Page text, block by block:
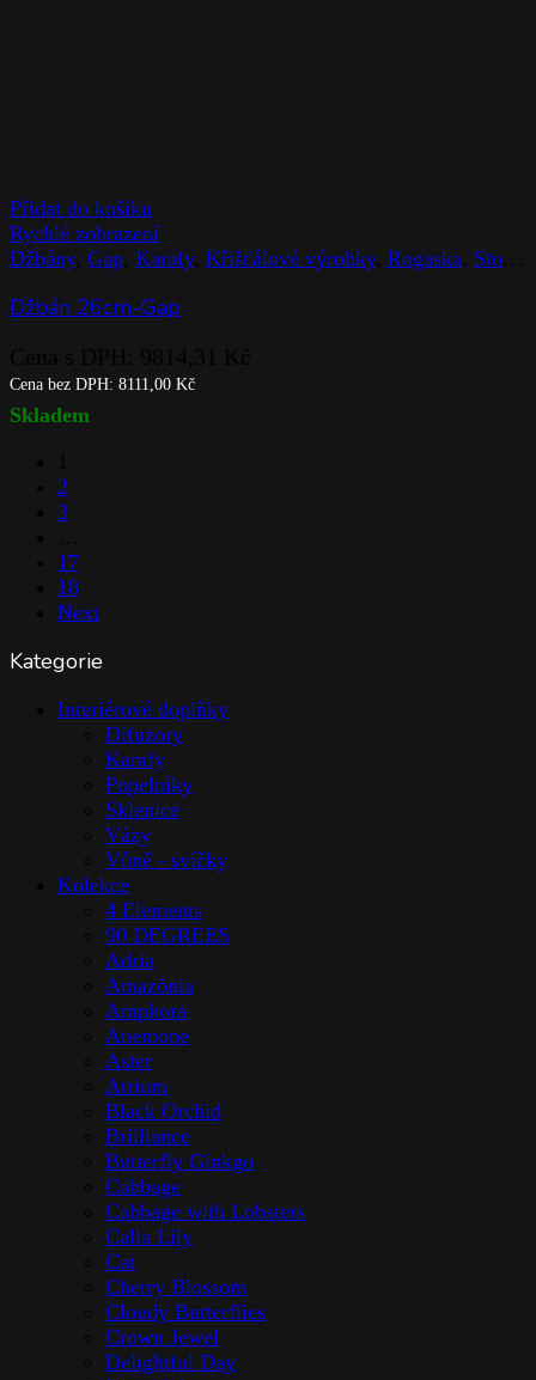
Přidat do košíku
Rychlé zobrazení
Džbány, Gap Karafy, Křišťálové výrobky, Rogaska Stolováni
Džbán 26cm-Gap
Cena bez DPH: 8111,00 Kč
Skladem
2
3
17
18
Next
Kategorie
Interiérové doplňky
Difuzory
Karafy
Popelníky
Sklenice
Vázy
Vůně - svíčky
Kolekce
4 Elements
90 DEGREES
Adria
Amazōnia
Amphora
Anemone
Aster
Atrium
Black Orchid
Brilliance
Butterfly Ginkgo
Cabbage
Cabbage with Lobsters
Calla Lily
Cat
Cherry Blossom
Cloudy Butterflies
Crown Jewel
Delightful Day